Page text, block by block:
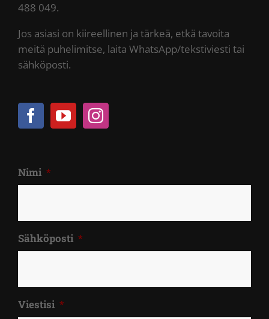
488 049.
Jos asiasi on kiireellinen ja tärkeä, etkä tavoita
meitä puhelimitse, laita WhatsApp/tekstiviesti tai
sähköposti.
Nimi *
Sähköposti *
Viestisi *